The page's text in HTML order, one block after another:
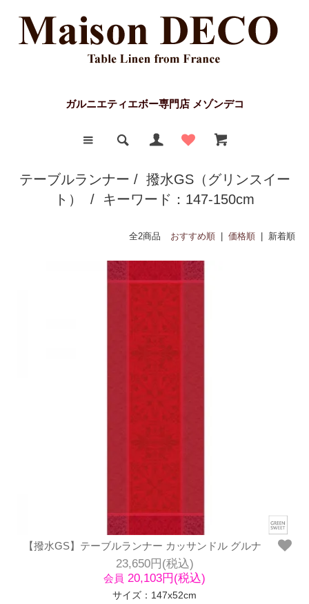
ガルニエティエボー専門店 メゾンデコ
テーブルランナー / 撥水GS（グリンスイー
ト）
/ キーワード：147-150cm
全2商品 おすすめ順 価格順 | 新着順
【撥水GS】テーブルランナー カッサンドル グルナ
23,650円(税込)
会員 20,103円(税込)
サイズ：147x52cm